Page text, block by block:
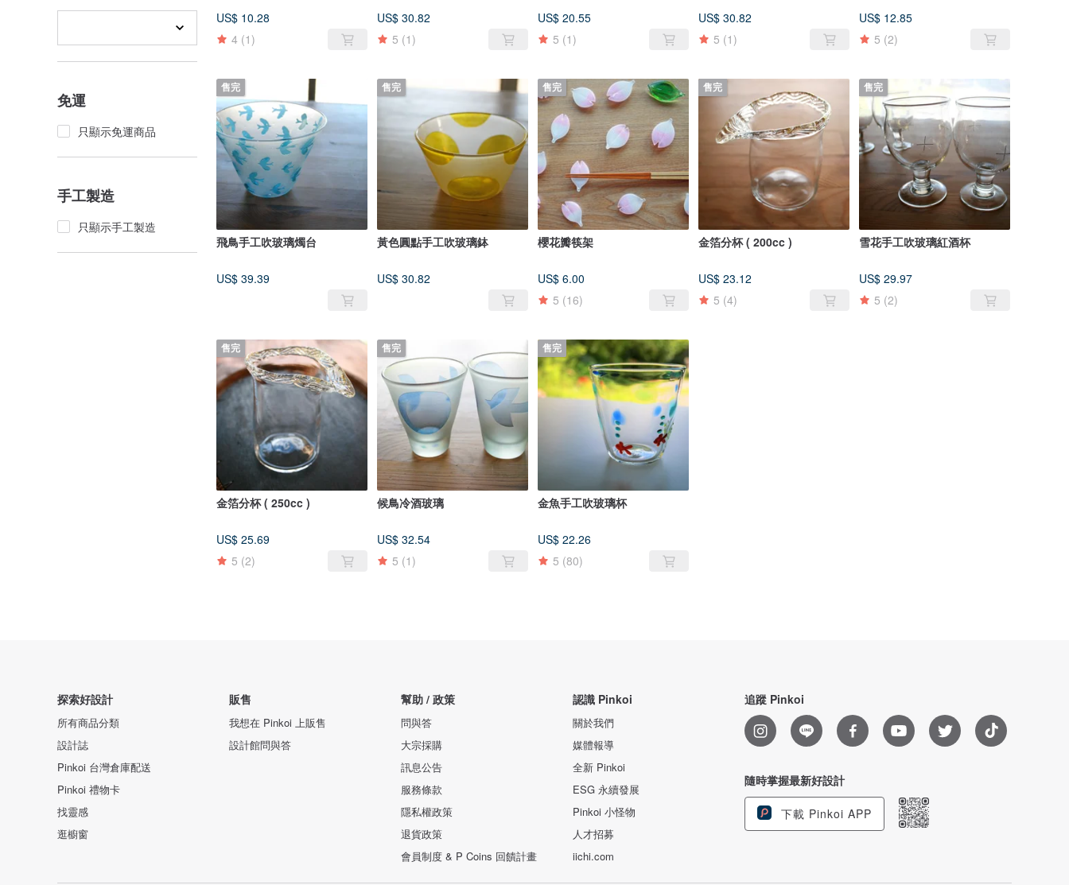
免運
只顯示免運商品
手工製造
只顯示手工製造
US$ 10.28
4 (1)
US$ 30.82
5 (1)
US$ 20.55
5 (1)
US$ 30.82
5 (1)
US$ 12.85
5 (2)
售完
飛鳥手工吹玻璃燭台
US$ 39.39
售完
黃色圓點手工吹玻璃鉢
US$ 30.82
售完
櫻花瓣筷架
US$ 6.00
5 (16)
售完
金箔分杯 ( 200cc )
US$ 23.12
5 (4)
售完
雪花手工吹玻璃紅酒杯
US$ 29.97
5 (2)
售完
金箔分杯 ( 250cc )
US$ 25.69
5 (2)
售完
候鳥冷酒玻璃
US$ 32.54
5 (1)
售完
金魚手工吹玻璃杯
US$ 22.26
5 (80)
探索好設計
所有商品分類
設計誌
Pinkoi 台灣倉庫配送
Pinkoi 禮物卡
找靈感
逛櫥窗
販售
我想在 Pinkoi 上販售
設計館問與答
幫助 / 政策
問與答
大宗採購
訊息公告
服務條款
隱私權政策
退貨政策
會員制度 & P Coins 回饋計畫
認識 Pinkoi
關於我們
媒體報導
全新 Pinkoi
ESG 永續發展
Pinkoi 小怪物
人才招募
iichi.com
追蹤 Pinkoi
隨時掌握最新好設計
下載 Pinkoi APP